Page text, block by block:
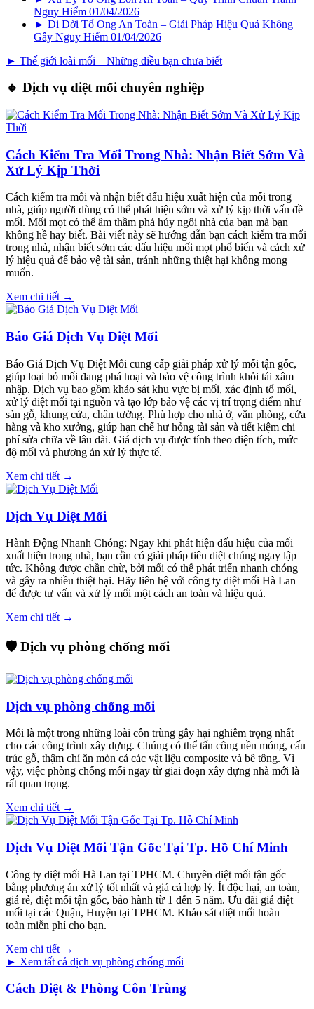
Nguy Hiểm 01/04/2026
► Di Dời Tổ Ong An Toàn – Giải Pháp Hiệu Quả Không
Gây Nguy Hiểm 01/04/2026
► Thế giới loài mối – Những điều bạn chưa biết
🔸 Dịch vụ diệt mối chuyên nghiệp
Cách Kiểm Tra Mối Trong Nhà: Nhận Biết Sớm Và
Xử Lý Kịp Thời
Cách kiểm tra mối và nhận biết dấu hiệu xuất hiện của mối trong
nhà, giúp người dùng có thể phát hiện sớm và xử lý kịp thời vấn đề
mối. Mối mọt có thể âm thầm phá hủy ngôi nhà của bạn mà bạn
không hề hay biết. Bài viết này sẽ hướng dẫn bạn cách kiểm tra mối
trong nhà, nhận biết sớm các dấu hiệu mối mọt phổ biến và cách xử
lý hiệu quả để bảo vệ tài sản, tránh những thiệt hại không mong
muốn.
Xem chi tiết →
Báo Giá Dịch Vụ Diệt Mối
Báo Giá Dịch Vụ Diệt Mối cung cấp giải pháp xử lý mối tận gốc,
giúp loại bỏ mối đang phá hoại và bảo vệ công trình khỏi tái xâm
nhập. Dịch vụ bao gồm khảo sát khu vực bị mối, xác định tổ mối,
xử lý diệt mối tại nguồn và tạo lớp bảo vệ các vị trí trọng điểm như
sàn gỗ, khung cửa, chân tường. Phù hợp cho nhà ở, văn phòng, cửa
hàng và kho xưởng, giúp hạn chế hư hỏng tài sản và tiết kiệm chi
phí sửa chữa về lâu dài. Giá dịch vụ được tính theo diện tích, mức
độ mối và phương án xử lý thực tế.
Xem chi tiết →
Dịch Vụ Diệt Mối
Hành Động Nhanh Chóng: Ngay khi phát hiện dấu hiệu của mối
xuất hiện trong nhà, bạn cần có giải pháp tiêu diệt chúng ngay lập
tức. Không được chần chừ, bởi mối có thể phát triển nhanh chóng
và gây ra nhiều thiệt hại. Hãy liên hệ với công ty diệt mối Hà Lan
để được tư vấn và xử lý mối một cách an toàn và hiệu quả.
Xem chi tiết →
🛡️ Dịch vụ phòng chống mối
Dịch vụ phòng chống mối
Mối là một trong những loài côn trùng gây hại nghiêm trọng nhất
cho các công trình xây dựng. Chúng có thể tấn công nền móng, cấu
trúc gỗ, thậm chí ăn mòn cả các vật liệu composite và bê tông. Vì
vậy, việc phòng chống mối ngay từ giai đoạn xây dựng nhà mới là
rất quan trọng.
Xem chi tiết →
Dịch Vụ Diệt Mối Tận Gốc Tại Tp. Hồ Chí Minh
Công ty diệt mối Hà Lan tại TPHCM. Chuyên diệt mối tận gốc
bằng phương án xử lý tốt nhất và giá cả hợp lý. Ít độc hại, an toàn,
giá rẻ, diệt mối tận gốc, bảo hành từ 1 đến 5 năm. Ưu đãi giá diệt
mối tại các Quận, Huyện tại TPHCM. Khảo sát diệt mối hoàn
toàn miễn phí cho bạn.
Xem chi tiết →
► Xem tất cả dịch vụ phòng chống mối
Cách Diệt & Phòng Côn Trùng